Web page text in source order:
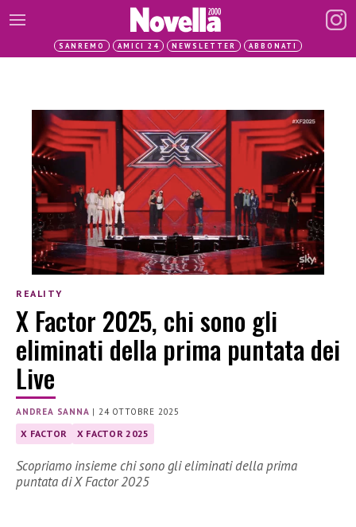
SANREMO AMICI 24 NEWSLETTER ABBONATI
REALITY
X Factor 2025, chi sono gli
eliminati della prima puntata dei
Live
ANDREA SANNA |24 OTTOBRE 2025
X FACTOR X FACTOR 2025
Scopriamo insieme chi sono gli eliminati della prima
puntata di X Factor 2025